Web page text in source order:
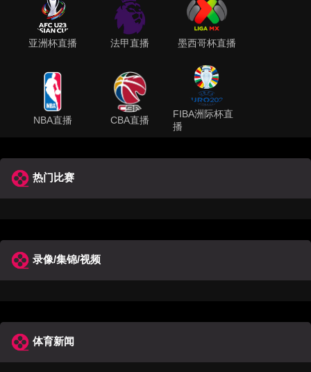
亚洲杯直播 法甲直播 墨西哥杯直播
NBA直播 CBA直播
FIBA洲际杯直
播
热门比赛
录像/集锦/视频
体育新闻